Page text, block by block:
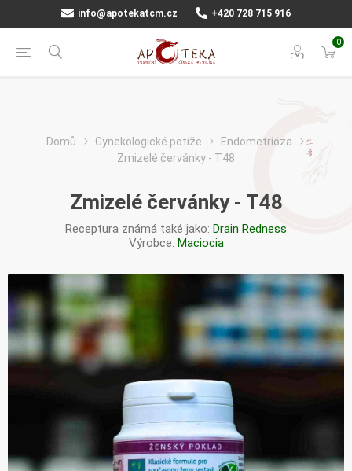
info@apotekatcm.cz +420 728 715 916
0
Domů Gynekologické potíže
Endometrióza
Zmizelé červánky - T48
Zmizelé červánky - T48
Receptura známá také jako: Drain Redness
Výrobce: Maciocia